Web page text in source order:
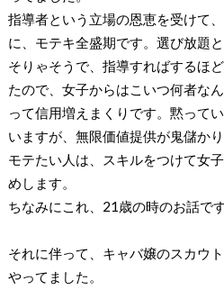
指導者という立場の恩恵を受けて
に、モテキ全盛期です。選び放題
そりゃそうで、指導すればするほ
たので、女子からはこいつ何者な
って信用増えまくりです。黙って
いますが、無限価値提供が鬼儲か
モテたい人は、スキルをつけて女
めします。
ちなみにこれ、21歳の時のお話です
それに伴って、キャバ嬢のスカウ
やってました。